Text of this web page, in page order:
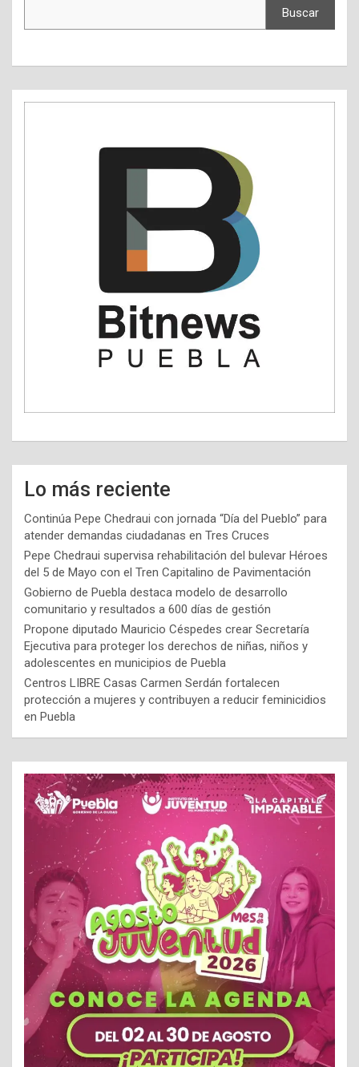
Buscar
Lo más reciente
Continúa Pepe Chedraui con jornada “Día del Pueblo” para
atender demandas ciudadanas en Tres Cruces
Pepe Chedraui supervisa rehabilitación del bulevar Héroes
del 5 de Mayo con el Tren Capitalino de Pavimentación
Gobierno de Puebla destaca modelo de desarrollo
comunitario y resultados a 600 días de gestión
Propone diputado Mauricio Céspedes crear Secretaría
Ejecutiva para proteger los derechos de niñas, niños y
adolescentes en municipios de Puebla
Centros LIBRE Casas Carmen Serdán fortalecen
protección a mujeres y contribuyen a reducir feminicidios
en Puebla